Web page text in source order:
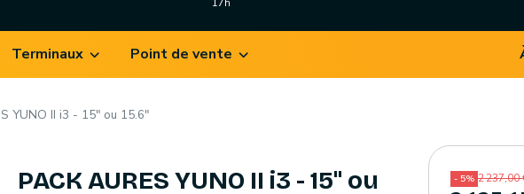
Terminaux Point de vente
YUNO II i3 - 15" ou 15.6"
PACK AURES YUNO II i3 - 15" ou
- 5% 2 237,00